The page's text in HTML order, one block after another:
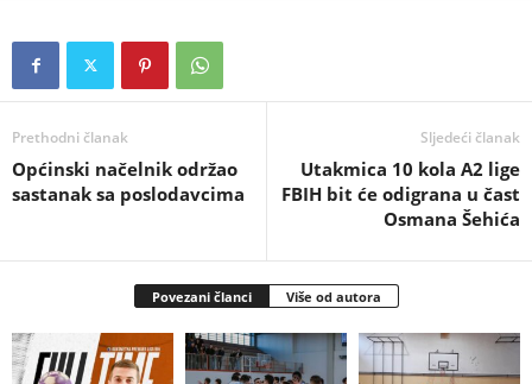
Prethodni članak
Općinski načelnik održao
sastanak sa poslodavcima
Sljedeći članak
Utakmica 10 kola A2 lige
FBIH bit će odigrana u čast
Osmana Šehića
Povezani članci Više od autora